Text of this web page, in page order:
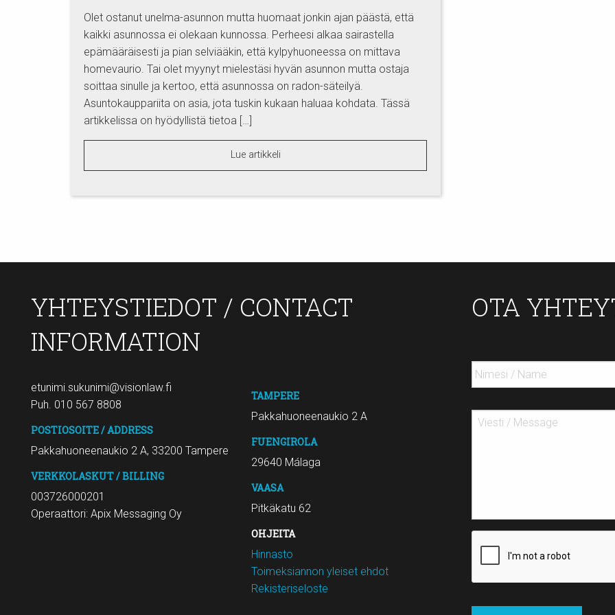
Olet ostanut unelma-asunnon mutta huomaat jonkin ajan päästä, että
kaikki asunnossa ei olekaan kunnossa. Perheesi alkaa sairastella
epämääräisesti ja pian selviääkin, että kylpyhuoneessa on mittava
homevaurio. Tai olet myynyt mielestäsi hyvän asunnon mutta ostaja
soittaa sinulle ja kertoo, että asunnossa on radon-säteilyä.
Asuntokauppariita on asia, jota tuskin kukaan haluaa kohdata. Tässä
artikkelissa on hyödyllistä tietoa […]
Lue artikkeli
YHTEYSTIEDOT / CONTACT
INFORMATION
etunimi.sukunimi@visionlaw.fi
Puh. 010 567 8808
POSTIOSOITE / ADDRESS
Pakkahuoneenaukio 2 A, 33200 Tampere
VERKKOLASKUT / BILLING
003726000201
Operaattori: Apix Messaging Oy
TAMPERE
Pakkahuoneenaukio 2 A
FUENGIROLA
29640 Málaga
VAASA
Pitkäkatu 62
OHJEITA
Hinnasto
Toimeksiannon yleiset ehdot
Rekisteriseloste
OTA